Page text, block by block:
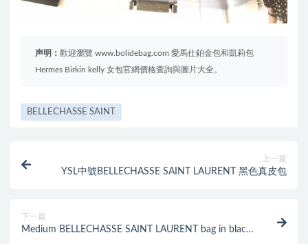
声明： 歡迎瀏覽 www.bolidebag.com 愛馬仕鉑金包和凱莉包
Hermes Birkin kelly 女包官網價格查詢與圖片大全。
BELLECHASSE SAINT
上一篇
YSL中號BELLECHASSE SAINT LAURENT 黑色真皮包
下一篇
Medium BELLECHASSE SAINT LAURENT bag in black